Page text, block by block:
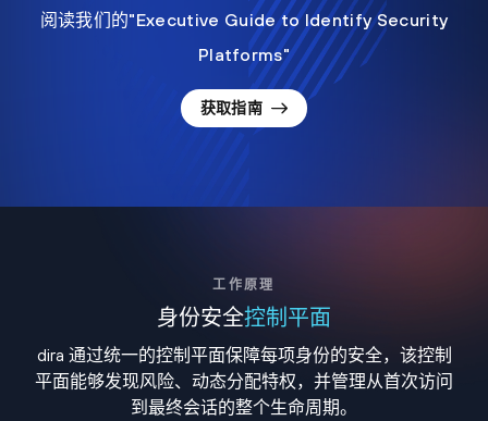
阅读我们的"Executive Guide to Identify Security
Platforms"
获取指南
工作原理
身份安全控制平面
dira 通过统一的控制平面保障每项身份的安全，该控制
平面能够发现风险、动态分配特权，并管理从首次访问
到最终会话的整个生命周期。